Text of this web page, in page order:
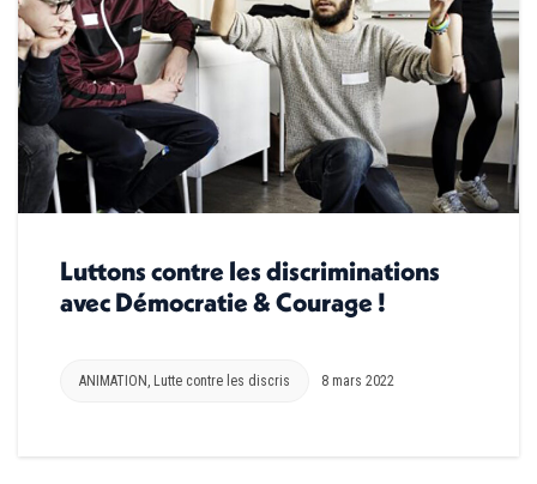
Luttons contre les discriminations
avec Démocratie & Courage !
ANIMATION Lutte contre les discris 8 mars 2022